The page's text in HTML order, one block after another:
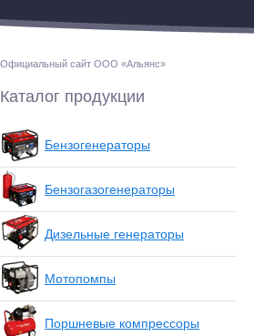
Официальный сайт ООО «Альянс»
Каталог продукции
Бензогенераторы
Бензогазогенераторы
Дизельные генераторы
Мотопомпы
Поршневые компрессоры